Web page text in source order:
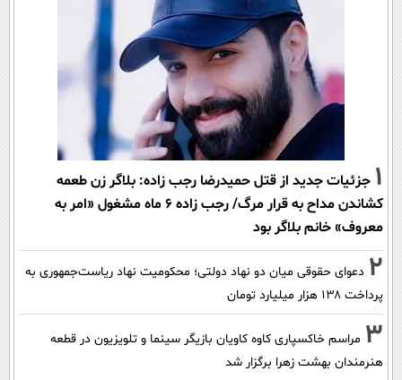
1 جزئیات جدید از قتل حمیدرضا رجب زاده: بلاگر زن طعمه
کشاندن مداح به قرار مرگ/ رجب زاده 6 ماه مشغول «امر به
معروف» خانم بلاگر بود
2 دعوای حقوقی میان دو نهاد دولتی؛ محکومیت نهاد ریاست‌جمهوری به
پرداخت ۱۳۸ هزار میلیارد تومان
3 مراسم خاکسپاری کاوه کاویان بازیگر سینما و تلویزیون در قطعه
هنرمندان بهشت زهرا برگزار شد